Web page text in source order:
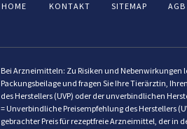
HOME KONTAKT SITEMAP AGB
Bei Arzneimitteln: Zu Risiken und Nebenwirkungen
Packungsbeilage und fragen Sie Ihre Tierärztin,
des Herstellers (UVP) oder der unverbindlichen
= Unverbindliche Preisempfehlung des Herstellers
gebrachter Preis für rezeptfreie Arzneimittel, der in